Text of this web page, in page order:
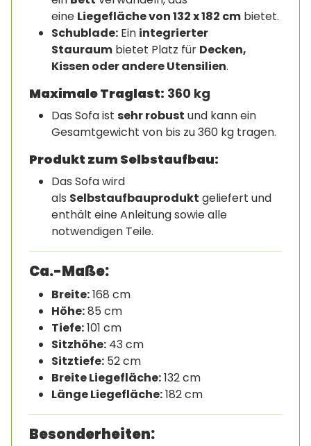
eine Liegefläche von 132 x 182 cm bietet.
Schublade: Ein integrierter
Stauraum bietet Platz für Decken,
Kissen oder andere Utensilien.
Maximale Traglast: 360 kg
Das Sofa ist sehr robust und kann ein
Gesamtgewicht von bis zu 360 kg tragen.
Produkt zum Selbstaufbau:
Das Sofa wird
als Selbstaufbauprodukt geliefert und
enthält eine Anleitung sowie alle
notwendigen Teile.
Ca.-Maße:
Breite:168 cm
Höhe:85 cm
Tiefe:101 cm
Sitzhöhe: 43 cm
Sitztiefe: 52 cm
Breite Liegefläche:132 cm
Länge Liegefläche:182 cm
Besonderheiten: